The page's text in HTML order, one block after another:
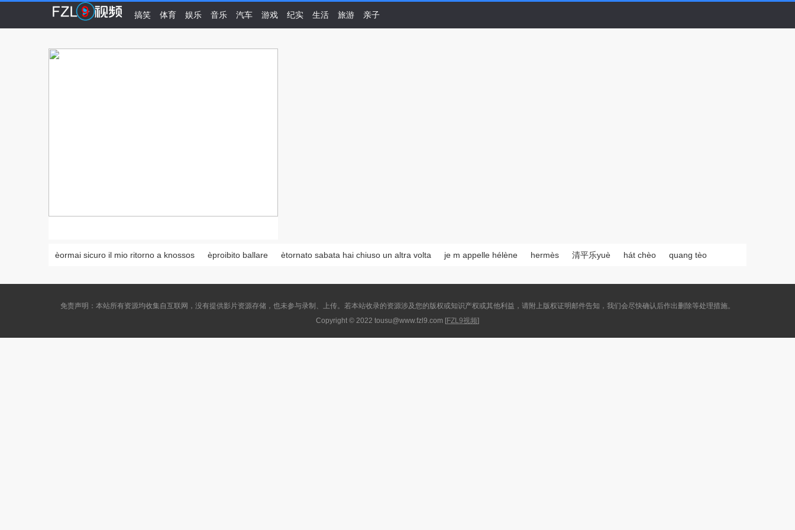
搞笑 体育 娱乐 音乐 汽车 游戏 纪实 生活 旅游 亲子
èormai sicuro il mio ritorno a knossos èproibito ballare ètornato sabata hai chiuso un altra volta je m appelle hélène hermès 清平乐yuè hát chèo quang tèo
免责声明：本站所有资源均收集自互联网，没有提供影片资源存储，也未参与录制、上传。若本站收录的资源涉及您的版权或知识产权或其他利益，请附上版权证明邮件告知，我们会尽快确认后作出删除等处理措施。
Copyright © 2022 tousu@www.fzl9.com [FZL9视频]